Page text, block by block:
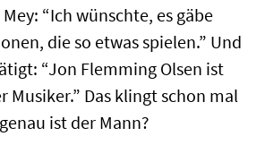
“Ich wünschte, es gäbe
die so etwas spielen.” Und
“Jon Flemming Olsen ist
Musiker.” Das klingt schon mal
ist der Mann?